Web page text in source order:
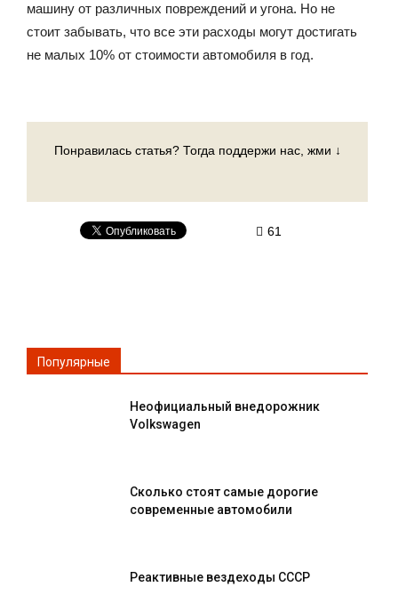
машину от различных повреждений и угона. Но не
стоит забывать, что все эти расходы могут достигать
не малых 10% от стоимости автомобиля в год.
Понравилась статья? Тогда поддержи нас, жми ↓
61
Популярные
Неофициальный внедорожник
Volkswagen
Сколько стоят самые дорогие
современные автомобили
Реактивные вездеходы СССР